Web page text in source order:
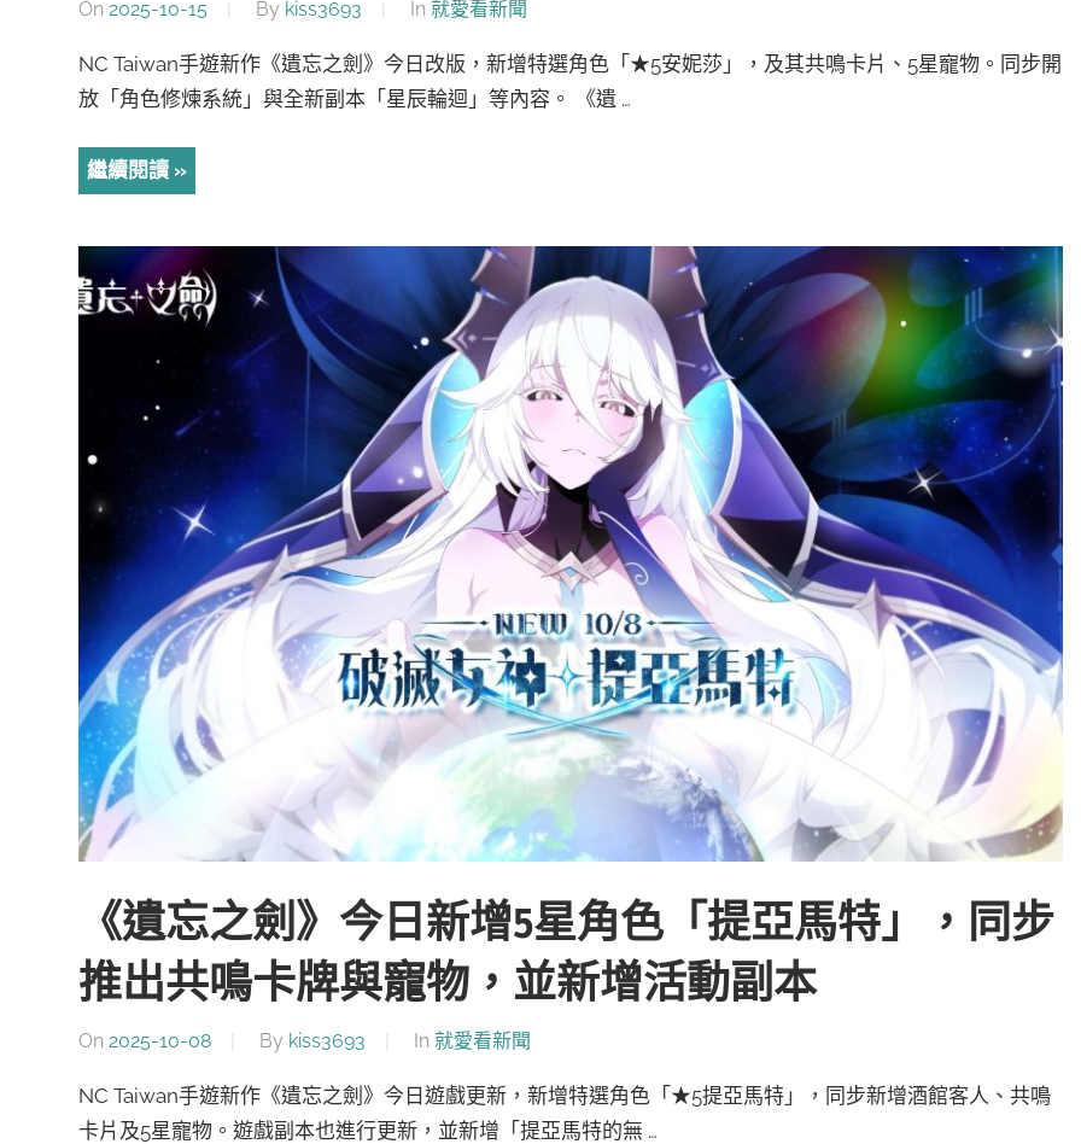
On 2025-10-15 By kiss3693 In 就愛看新聞
NC Taiwan手遊新作《遺忘之劍》今日改版，新增特選角色「★5安妮莎」，及其共鳴卡片、5星寵物。同步開
放「角色修煉系統」與全新副本「星辰輪迴」等內容。 《遺 …
繼續閱讀
《遺忘之劍》今日新增5星角色「提亞馬特」，同步
推出共鳴卡牌與寵物，並新增活動副本
On 2025-10-08 By kiss3693 In 就愛看新聞
NC Taiwan手遊新作《遺忘之劍》今日遊戲更新，新增特選角色「★5提亞馬特」，同步新增酒館客人、共鳴
卡片及5星寵物。遊戲副本也進行更新，並新增「提亞馬特的無 …